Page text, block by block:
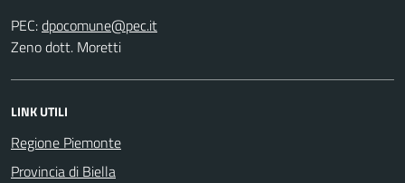
PEC:
Zeno dott. Moretti
LINK UTILI
Regione Piemonte
Provincia di Biella